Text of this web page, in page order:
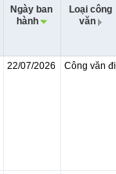
Ngày ban
hành
Loại công
văn
22/07/2026 Công văn đi